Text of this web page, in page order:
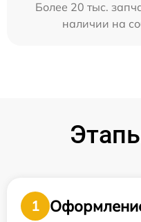
Более 20 тыс.
наличии на
1